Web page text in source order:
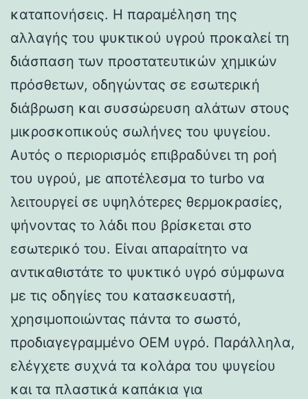
καταπονήσεις. Η παραμέληση της
αλλαγής του ψυκτικού υγρού προκαλεί τη
διάσπαση των προστατευτικών χημικών
πρόσθετων, οδηγώντας σε εσωτερική
διάβρωση και συσσώρευση αλάτων στους
μικροσκοπικούς σωλήνες του ψυγείου.
Αυτός ο περιορισμός επιβραδύνει τη ροή
του υγρού, με αποτέλεσμα το turbo να
λειτουργεί σε υψηλότερες θερμοκρασίες,
ψήνοντας το λάδι που βρίσκεται στο
εσωτερικό του. Είναι απαραίτητο να
αντικαθιστάτε το ψυκτικό υγρό σύμφωνα
με τις οδηγίες του κατασκευαστή,
χρησιμοποιώντας πάντα το σωστό,
προδιαγεγραμμένο OEM υγρό. Παράλληλα,
ελέγχετε συχνά τα κολάρα του ψυγείου
και τα πλαστικά καπάκια για